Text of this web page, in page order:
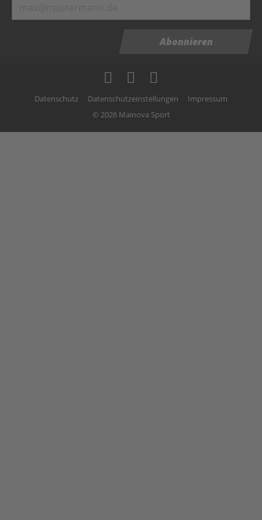
Abonnieren
Datenschutz Datenschutzeinstellungen
Impressum
© 2026 Mainova Sport